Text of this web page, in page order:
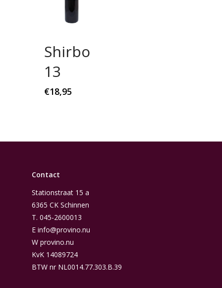
Shirbo
13
€18,95
Contact
Stationstraat 15 a
6365 CK Schinnen
T. 045-2600013
E info@provino.nu
W provino.nu
KvK 14089724
BTW nr NL0014.77.303.B.39